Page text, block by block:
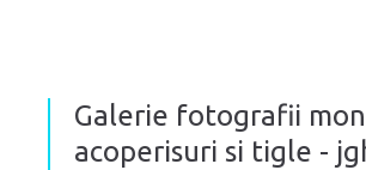
Galerie fotografii
acoperisuri si tigle -